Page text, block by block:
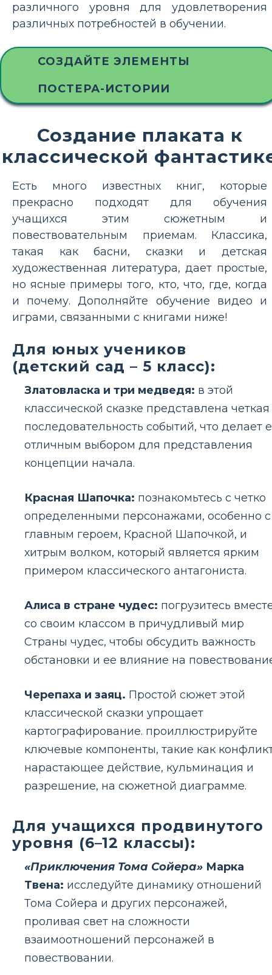
различного уровня для удовлетворения
различных потребностей в обучении.
СОЗДАЙТЕ ЭЛЕМЕНТЫ
ПОСТЕРА-ИСТОРИИ
Создание плаката к
классической
Есть много известных книг, которые
прекрасно подходят для обучения
учащихся этим сюжетным и
повествовательным приемам. Классика,
такая как басни, сказки и детская
художественная литература, дает простые,
но ясные примеры того, кто, что, где, когда
и почему. Дополняйте обучение видео и
играми, связанными с книгами ниже!
Для юных учеников
(детский сад – 5 класс):
Златовласка и три медведя: в этой
классической сказке представлена ​​четкая
последовательность событий, что делает
отличным выбором для представления
концепции начала.
Красная Шапочка: познакомьтесь с четко
определенными персонажами, особенно с
главным героем, Красной Шапочкой, и
хитрым волком, который является ярким
примером классического антагониста.
Алиса в стране чудес: погрузитесь
со своим классом в причудливый мир
Страны чудес, чтобы обсудить важность
обстановки и ее влияние на
Черепаха и заяц. Простой сюжет этой
классической сказки упрощает
картографирование. проиллюстрируйте
ключевые компоненты, такие как
нарастающее действие, кульминация и
разрешение, на сюжетной диаграмме.
Для учащихся продвинутого
уровня (6–12 классы):
«Приключения Тома Сойера» Марка
Твена: исследуйте динамику отношений
Тома Сойера и других персонажей,
проливая свет на сложности
взаимоотношений персонажей в
повествовании.